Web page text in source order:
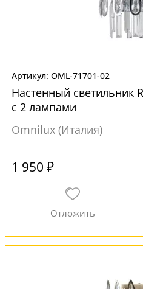
OML-71701-02
Настенный светильник
с 2 лампами
Omnilux (Италия)
1 950 ₽